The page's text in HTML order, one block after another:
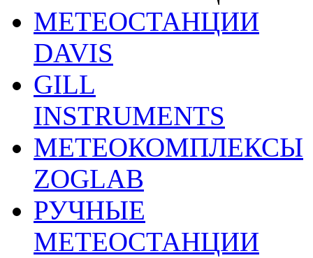
МЕТЕОСТАНЦИИ
DAVIS
GILL
INSTRUMENTS
МЕТЕОКОМПЛЕКСЫ
ZOGLAB
РУЧНЫЕ
МЕТЕОСТАНЦИИ